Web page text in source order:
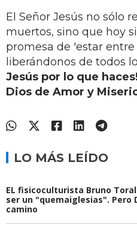
El Señor Jesús no sólo
muertos, sino que hoy
promesa de 'estar
liberándonos de todos
Jesús por lo que
Dios de Amor y
LO MÁS LEÍDO
EL fisicoculturista Bruno
ser un "quemaiglesias". Pero
camino